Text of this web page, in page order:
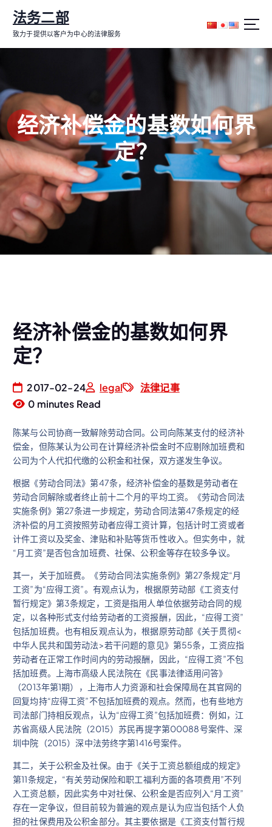
内
法务二部
致力于提供以客户为中心的法律服务
经济补偿金的基数如何界
定？
经济补偿金的基数如何界
定？
2017-02-24 legal
法律记事
0 minutes Read
陈某与公司协商一致解除劳动合同。公司向陈某支付的经济补
偿金，但陈某认为公司在计算经济补偿金时不应剔除加班费和
公司为个人代扣代缴的公积金和社保，双方遂发生争议。
根据《劳动合同法》第47条，经济补偿金的基数是劳动者在
劳动合同解除或者终止前十二个月的平均工资。《劳动合同法
实施条例》第27条进一步规定，劳动合同法第47条规定的经
济补偿的月工资按照劳动者应得工资计算，包括计时工资或者
计件工资以及奖金、津贴和补贴等货币性收入。但实务中，就
“月工资”是否包含加班费、社保、公积金等存在较多争议。
其一，关于加班费。《劳动合同法实施条例》第27条规定“月
工资”为“应得工资”。有观点认为，根据原劳动部《工资支付
暂行规定》第3条规定，工资是指用人单位依据劳动合同的规
定，以各种形式支付给劳动者的工资报酬，因此，“应得工资”
包括加班费。也有相反观点认为，根据原劳动部《关于贯彻<
中华人民共和国劳动法>若干问题的意见》第55条，工资应指
劳动者在正常工作时间内的劳动报酬，因此，“应得工资”不包
括加班费。上海市高级人民法院在《民事法律适用问答》
（2013年第1期），上海市人力资源和社会保障局在其官网的
回复均持“应得工资”不包括加班费的观点。然而，也有些地方
司法部门持相反观点，认为“应得工资”包括加班费：例如，江
苏省高级人民法院（2015）苏民再提字第00088号案件、深
圳中院（2015）深中法劳终字第1416号案件。
其二，关于公积金及社保。由于《关于工资总额组成的规定》
第11条规定，“有关劳动保险和职工福利方面的各项费用”不列
入工资总额，因此实务中对社保、公积金是否应列入“月工资”
存在一定争议，但目前较为普遍的观点是认为应当包括个人负
担的社保费用及公积金部分。其主要依据是《工资支付暂行规